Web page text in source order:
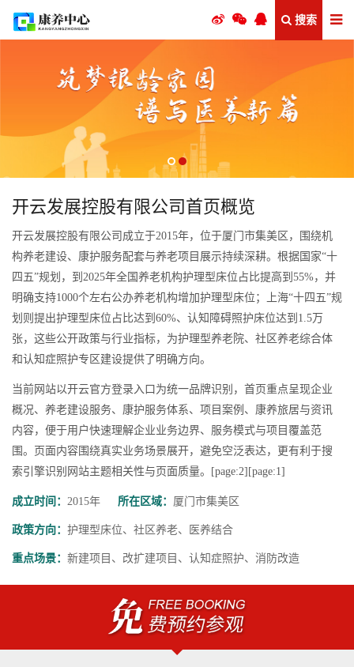
搜索
开云发展控股有限公司首页概览
开云发展控股有限公司成立于2015年，位于厦门市集美区，围绕机
构养老建设、康护服务配套与养老项目展示持续深耕。根据国家“十
四五”规划，到2025年全国养老机构护理型床位占比提高到55%，并
明确支持1000个左右公办养老机构增加护理型床位；上海“十四五”规
划则提出护理型床位占比达到60%、认知障碍照护床位达到1.5万
张，这些公开政策与行业指标，为护理型养老院、社区养老综合体
和认知症照护专区建设提供了明确方向。
当前网站以开云官方登录入口为统一品牌识别，首页重点呈现企业
概况、养老建设服务、康护服务体系、项目案例、康养旅居与资讯
内容，便于用户快速理解企业业务边界、服务模式与项目覆盖范
围。页面内容围绕真实业务场景展开，避免空泛表达，更有利于搜
索引擎识别网站主题相关性与页面质量。[page:2][page:1]
成立时间： 2015年 所在区域： 厦门市集美区
政策方向： 护理型床位、社区养老、医养结合
重点场景： 新建项目、改扩建项目、认知症照护、消防改造